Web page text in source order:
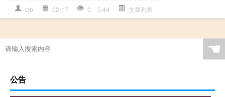
cjb 02-17 0 44 文章列表
☚
公告